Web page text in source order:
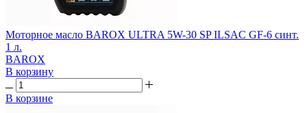
Моторное масло BAROX ULTRA 5W-30 SP ILSAC GF-6 синт.
1 л.
BAROX
В корзину
В корзине